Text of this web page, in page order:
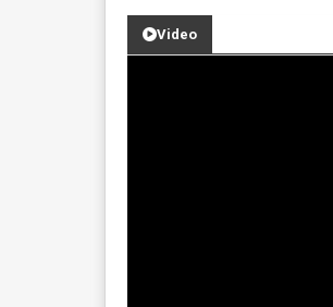
Video